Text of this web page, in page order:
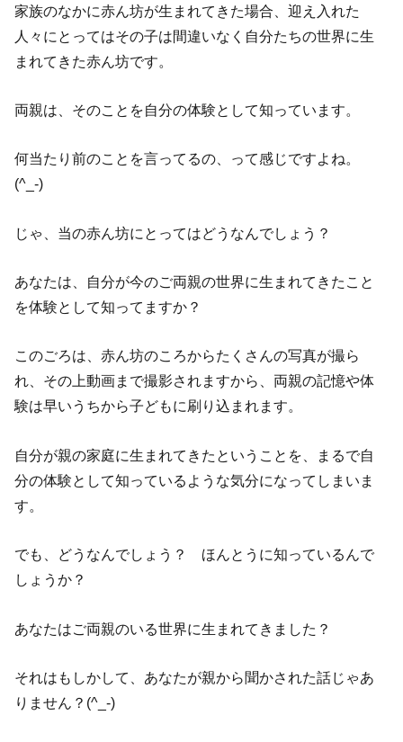
家族のなかに赤ん坊が生まれてきた場合、迎え入れた
人々にとってはその子は間違いなく自分たちの世界に生
まれてきた赤ん坊です。
両親は、そのことを自分の体験として知っています。
何当たり前のことを言ってるの、って感じですよね。
(^_-)
じゃ、当の赤ん坊にとってはどうなんでしょう？
あなたは、自分が今のご両親の世界に生まれてきたこと
を体験として知ってますか？
このごろは、赤ん坊のころからたくさんの写真が撮ら
れ、その上動画まで撮影されますから、両親の記憶や体
験は早いうちから子どもに刷り込まれます。
自分が親の家庭に生まれてきたということを、まるで自
分の体験として知っているような気分になってしまいま
す。
でも、どうなんでしょう？ ほんとうに知っているんで
しょうか？
あなたはご両親のいる世界に生まれてきました？
それはもしかして、あなたが親から聞かされた話じゃあ
りません？(^_-)